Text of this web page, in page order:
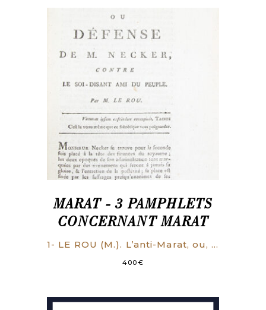
MARAT - 3 PAMPHLETS
CONCERNANT MARAT
1- LE ROU (M.). L’anti-Marat, ou, Défense de M. Necker, contre le soi-disant Ami du Peuple. [Paris], Imprimerie de Guillaume Junior, [déc. 1789]. 30 p. 2- [ESTIENNE (Antoine)]. Réflexions d’un Habitant du Fauxbourg Saint-Marceau [sic], pour servir de suite à la dénonciation du même Fauxbourg, à celui de Saint-Antoine. Paris, Imprimerie de Champigny, lib. rue Hautefeuille, n° 36, 1790. 7 p. 3- Un Aristocrate n’a pas le temps de jouer. [Paris], Imprimerie des Jacobins Saint-Honoré, [1790]. 7 p.
400€